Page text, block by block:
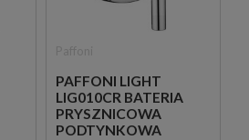
PAFFONI LIGHT
LIG010CR BATERIA
PRYSZNICOWA
PODTYNKOWA